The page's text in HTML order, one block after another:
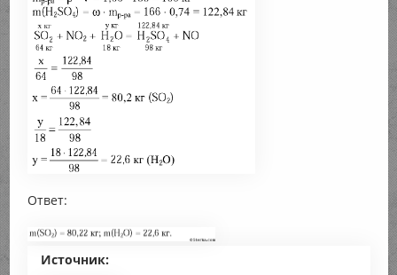
Ответ:
Источник: